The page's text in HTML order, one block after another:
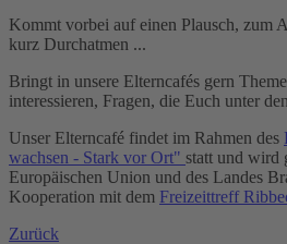
Kommt vorbei auf einen Plausch, zum
kurz Durchatmen ...
Bringt in unsere Elterncafés gern
interessieren, Fragen, die Euch unter
Unser Elterncafé findet im Rahmen des
wachsen - Stark vor Ort" statt und wird
Europäischen Union und des Landes
Kooperation mit dem Freizeittreff
Zurück